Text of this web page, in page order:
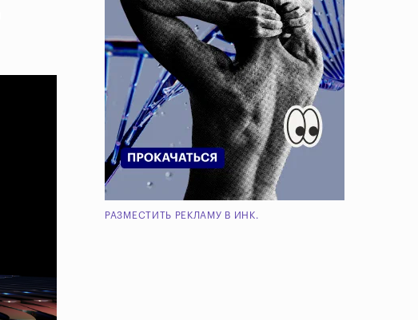
РАЗМЕСТИТЬ РЕКЛАМУ В ИНК.